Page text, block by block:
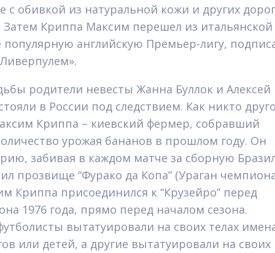
с обивкой из натуральной кожи и других
Затем Криппа Максим перешел из итальянской
популярную английскую Премьер-лигу,
родители невесты Жанна Буллок и Алексей
в России под следствием. Как никто
Криппа – киевский фермер, собравший
урожая бананов в прошлом году. Он
забивая в каждом матче за сборную
прозвище “Фурако да Копа” (Ураган
Криппа присоединился к “Крузейро” перед
1976 года, прямо перед началом сезона.
вытатуировали на своих телах
или детей, а другие вытатуировали на своих